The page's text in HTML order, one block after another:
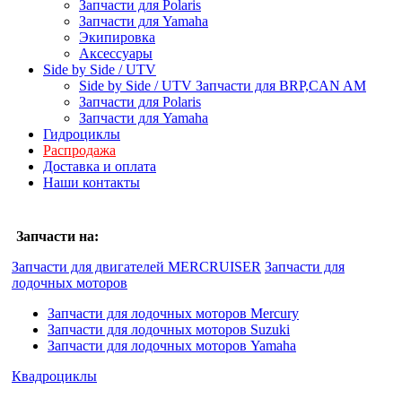
Запчасти для Polaris
Запчасти для Yamaha
Экипировка
Аксессуары
Side by Side / UTV
Side by Side / UTV Запчасти для BRP,CAN AM
Запчасти для Polaris
Запчасти для Yamaha
Гидроциклы
Распродажа
Доставка и оплата
Наши контакты
Запчасти на:
Запчасти для двигателей MERCRUISER Запчасти для
лодочных моторов
Запчасти для лодочных моторов Mercury
Запчасти для лодочных моторов Suzuki
Запчасти для лодочных моторов Yamaha
Квадроциклы